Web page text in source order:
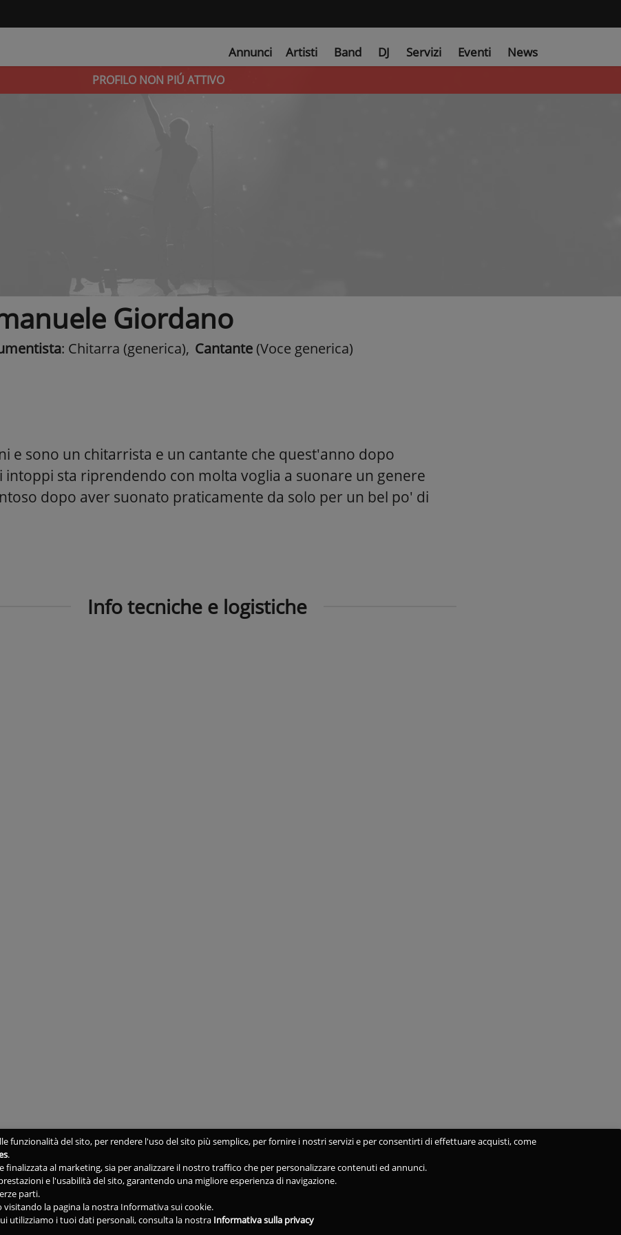
Annunci Artisti Band DJ Servizi Eventi News
PROFILO NON PIÚ ATTIVO
Giordano
: Chitarra (generica), Cantante (Voce generica)
e sono un chitarrista e un cantante che quest'anno dopo
intoppi sta riprendendo con molta voglia a suonare un genere
dopo aver suonato praticamente da solo per un bel po' di
Info tecniche e logistiche
funzionalità del sito, per rendere l'uso del sito più semplice, per fornire i nostri servizi e per consentirti di effettuare acquisti, come
.
al marketing, sia per analizzare il nostro traffico che per personalizzare contenuti ed annunci.
e l'usabilità del sito, garantendo una migliore esperienza di navigazione.
parti.
la pagina la nostra Informativa sui cookie.
utilizziamo i tuoi dati personali, consulta la nostra Informativa sulla privacy